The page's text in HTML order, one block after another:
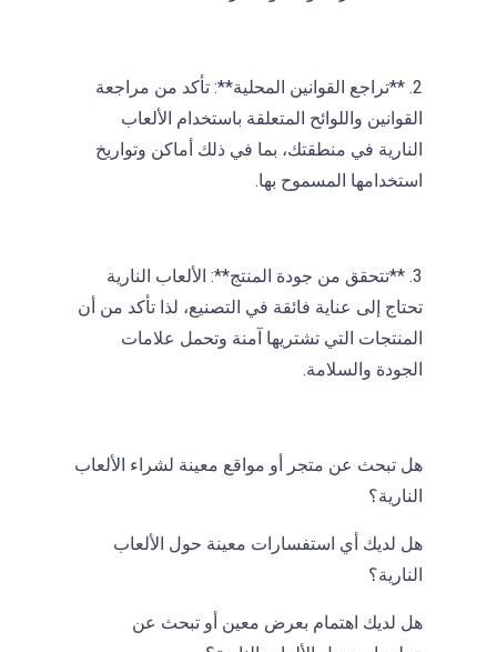
2. **تراجع القوانين المحلية**: تأكد من مراجعة
القوانين واللوائح المتعلقة باستخدام الألعاب
النارية في منطقتك، بما في ذلك أماكن وتواريخ
استخدامها المسموح بها.
3. **تتحقق من جودة المنتج**: الألعاب النارية
تحتاج إلى عناية فائقة في التصنيع، لذا تأكد من أن
المنتجات التي تشتريها آمنة وتحمل علامات
الجودة والسلامة.
هل تبحث عن متجر أو مواقع معينة لشراء الألعاب
النارية؟
هل لديك أي استفسارات معينة حول الألعاب
النارية؟
هل لديك اهتمام بعرض معين أو تبحث عن